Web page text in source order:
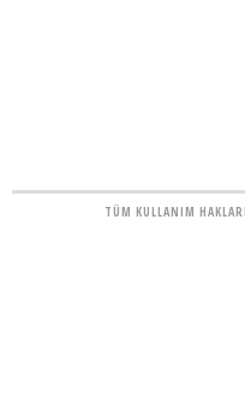
TÜM KULLANIM